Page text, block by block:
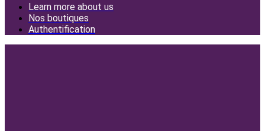
Learn more about us
Nos boutiques
Authentification